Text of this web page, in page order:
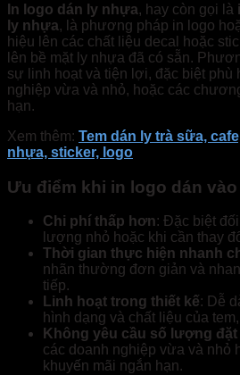
In logo dán ly nhựa, hay còn gọi là
ly nhựa, là phương pháp in logo
hiệu lên các chất liệu decal hoặc
lên bề mặt ly nhựa đã có sẵn.
sự linh hoạt và tiện lợi, đặc biệt phù
nghiệp vừa và nhỏ, hoặc các
hạn.
Xem thêm: Tem dán ly trà sữa,
nhựa, sticker, logo
Ưu điểm khi in logo dán
Chi phí thấp hơn: Đặc biệt
lượng nhỏ hoặc khi cần thay
Thời gian thực hiện nhanh
nhãn thường đơn giản và
tiếp.
Linh hoạt trong thiết kế: Dễ
hình dạng và chất liệu của
Không yêu cầu số lượng
các doanh nghiệp vừa và nhỏ
khuyến mãi ngắn hạn.